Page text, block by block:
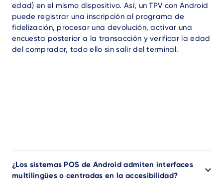
edad) en el mismo dispositivo. Así, un TPV con Android
puede registrar una inscripción al programa de
fidelización, procesar una devolución, activar una
encuesta posterior a la transacción y verificar la edad
del comprador, todo ello sin salir del terminal.
¿Los sistemas POS de Android admiten interfaces
multilingües o centradas en la accesibilidad?